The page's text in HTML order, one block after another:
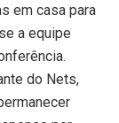
em casa para
a equipe
do Nets,